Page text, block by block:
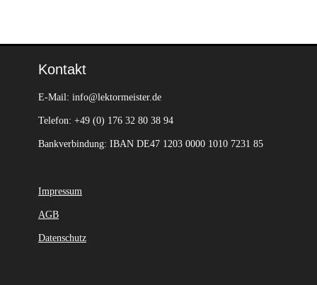
Kontakt
E-Mail: info@lektormeister.de
Telefon: +49 (0) 176 32 80 38 94
Bankverbindung: IBAN DE47 1203 0000 1010 7231 85
Impressum
AGB
Datenschutz